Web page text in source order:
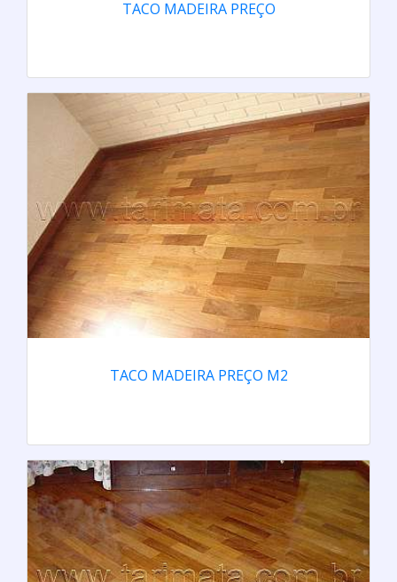
TACO MADEIRA PREÇO
TACO MADEIRA PREÇO M2